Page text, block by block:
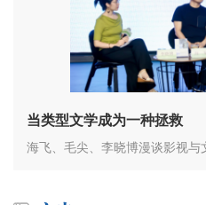
当类型文学成为一种拯救
海飞、毛尖、李晓博漫谈影视与